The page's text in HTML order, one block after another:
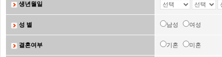
생년월일
성 별 남성 여성
결혼여부 기혼 미혼